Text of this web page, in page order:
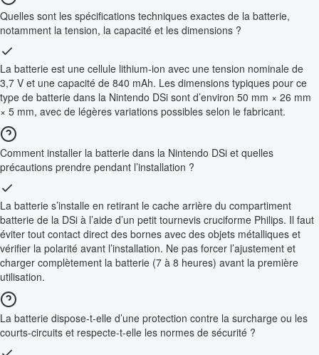
Quelles sont les spécifications techniques exactes de la batterie,
notamment la tension, la capacité et les dimensions ?
La batterie est une cellule lithium-ion avec une tension nominale de
3,7 V et une capacité de 840 mAh. Les dimensions typiques pour ce
type de batterie dans la Nintendo DSi sont d’environ 50 mm × 26 mm
× 5 mm, avec de légères variations possibles selon le fabricant.
Comment installer la batterie dans la Nintendo DSi et quelles
précautions prendre pendant l’installation ?
La batterie s’installe en retirant le cache arrière du compartiment
batterie de la DSi à l’aide d’un petit tournevis cruciforme Philips. Il faut
éviter tout contact direct des bornes avec des objets métalliques et
vérifier la polarité avant l’installation. Ne pas forcer l’ajustement et
charger complètement la batterie (7 à 8 heures) avant la première
utilisation.
La batterie dispose-t-elle d’une protection contre la surcharge ou les
courts-circuits et respecte-t-elle les normes de sécurité ?